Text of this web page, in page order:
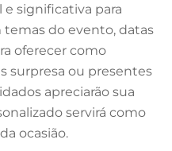
e significativa para
temas do evento, datas
oferecer como
surpresa ou presentes
apreciarão sua
servirá como
ocasião.